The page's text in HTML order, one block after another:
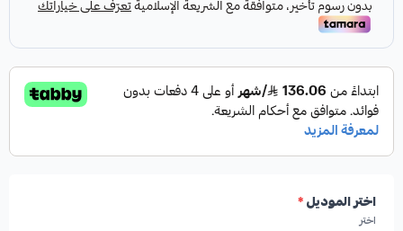
✓من شركة HIGHROAD AUTO PARTS
✓صناعة أمريكية
اختر الموديل*
اختر